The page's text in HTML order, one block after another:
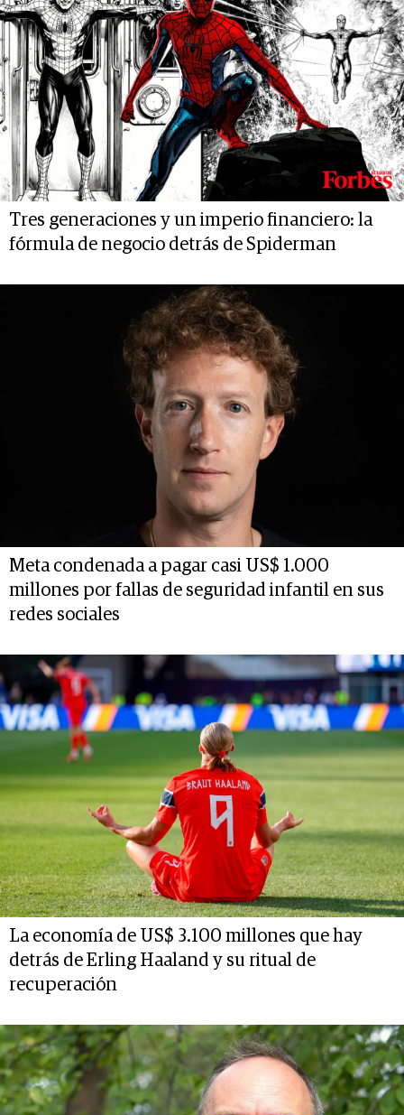
Tres generaciones y un imperio financiero: la
fórmula de negocio detrás de Spiderman
Meta condenada a pagar casi US$ 1.000
millones por fallas de seguridad infantil en sus
redes sociales
La economía de US$ 3.100 millones que hay
detrás de Erling Haaland y su ritual de
recuperación